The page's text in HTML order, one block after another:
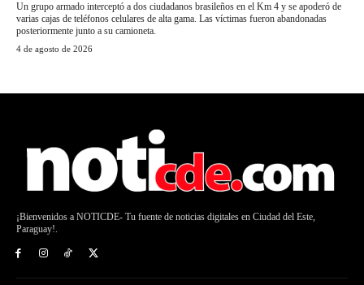
Un grupo armado interceptó a dos ciudadanos brasileños en el Km 4 y se apoderó de
varias cajas de teléfonos celulares de alta gama. Las víctimas fueron abandonadas
posteriormente junto a su camioneta.
4 de agosto de 2026
¡Bienvenidos a NOTICDE- Tu fuente de noticias digitales en Ciudad del Este,
Paraguay!.